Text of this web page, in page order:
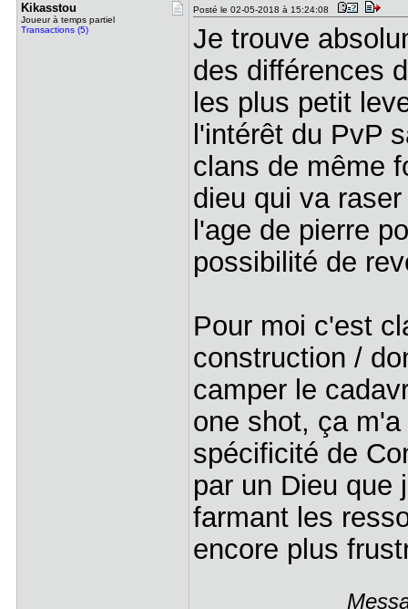
Kikasstou
Joueur à temps partiel
Transactions (5)
Posté le 02-05-2018 à 15:24:08
Je trouve
des différences
les plus petit
l'intérêt du PvP
clans de même
dieu qui va
l'age de pierre
possibilité de
Pour moi c'est
construction /
camper le
one shot, ça
spécificité de
par un Dieu que
farmant les
encore plus